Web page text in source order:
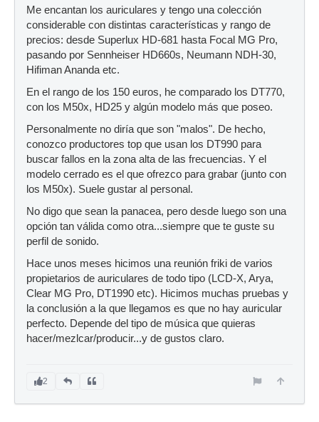
Me encantan los auriculares y tengo una colección
considerable con distintas características y rango de
precios: desde Superlux HD-681 hasta Focal MG Pro,
pasando por Sennheiser HD660s, Neumann NDH-30,
Hifiman Ananda etc.
En el rango de los 150 euros, he comparado los DT770,
con los M50x, HD25 y algún modelo más que poseo.
Personalmente no diría que son "malos". De hecho,
conozco productores top que usan los DT990 para
buscar fallos en la zona alta de las frecuencias. Y el
modelo cerrado es el que ofrezco para grabar (junto con
los M50x). Suele gustar al personal.
No digo que sean la panacea, pero desde luego son una
opción tan válida como otra...siempre que te guste su
perfil de sonido.
Hace unos meses hicimos una reunión friki de varios
propietarios de auriculares de todo tipo (LCD-X, Arya,
Clear MG Pro, DT1990 etc). Hicimos muchas pruebas y
la conclusión a la que llegamos es que no hay auricular
perfecto. Depende del tipo de música que quieras
hacer/mezlcar/producir...y de gustos claro.
2